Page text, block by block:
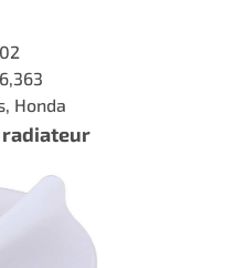
Honda
radiateur